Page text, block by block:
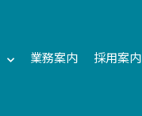
業務案内 採用案内